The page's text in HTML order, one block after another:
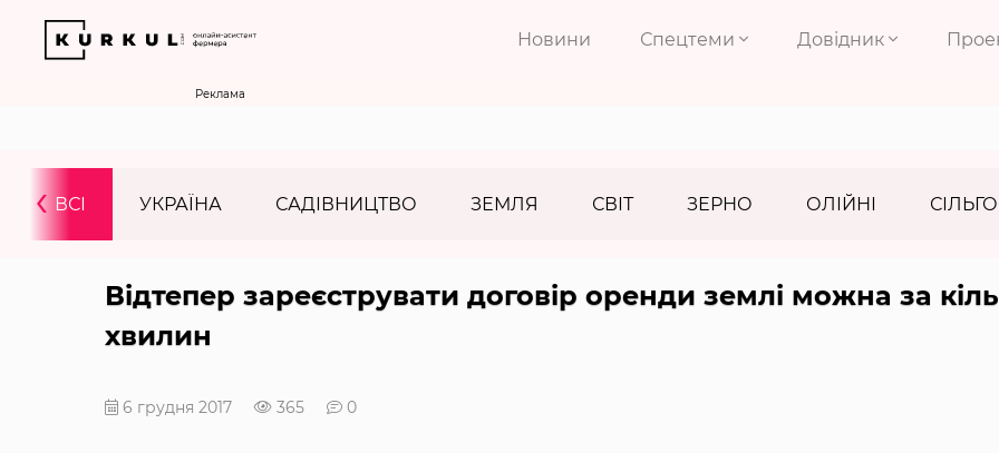
Новини Спецтеми Довідник
Реклама
ВСІ УКРАЇНА САДІВНИЦТВО ЗЕМЛЯ СВІТ ЗЕРНО ОЛІЙНІ
‹
Відтепер зареєструвати договір оренди землі можна за
хвилин
6 грудня 2017 365 0